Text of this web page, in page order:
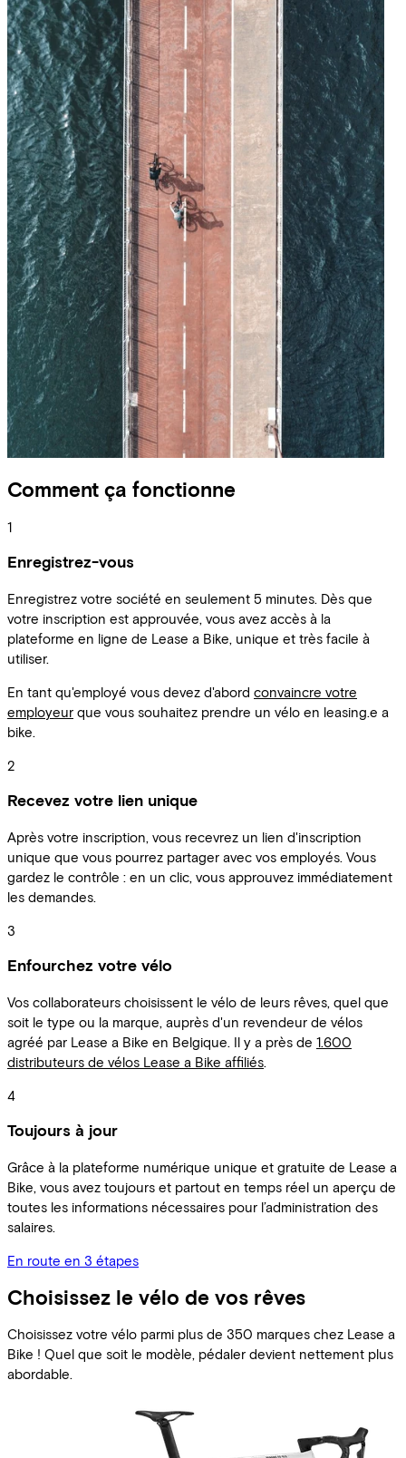
Comment ça fonctionne
1
Enregistrez-vous
Enregistrez votre société en seulement 5 minutes. Dès que
votre inscription est approuvée, vous avez accès à la
plateforme en ligne de Lease a Bike, unique et très facile à
utiliser.
En tant qu'employé vous devez d'abord convaincre votre
employeur que vous souhaitez prendre un vélo en leasing.e a
bike.
2
Recevez votre lien unique
Après votre inscription, vous recevrez un lien d'inscription
unique que vous pourrez partager avec vos employés. Vous
gardez le contrôle : en un clic, vous approuvez immédiatement
les demandes.
3
Enfourchez votre vélo
Vos collaborateurs choisissent le vélo de leurs rêves, quel que
soit le type ou la marque, auprès d'un revendeur de vélos
agréé par Lease a Bike en Belgique. Il y a près de 1.600
distributeurs de vélos Lease a Bike affiliés.
4
Toujours à jour
Grâce à la plateforme numérique unique et gratuite de Lease a
Bike, vous avez toujours et partout en temps réel un aperçu de
toutes les informations nécessaires pour l’administration des
salaires.
En route en 3 étapes
Choisissez le vélo de vos rêves
Choisissez votre vélo parmi plus de 350 marques chez Lease a
Bike ! Quel que soit le modèle, pédaler devient nettement plus
abordable.